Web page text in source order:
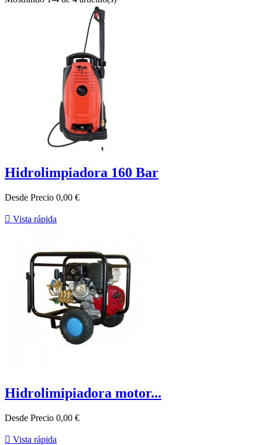
Hidrolimpiadora 160 Bar
Desde Precio 0,00 €
 Vista rápida
Hidrolimipiadora motor...
Desde Precio 0,00 €
 Vista rápida